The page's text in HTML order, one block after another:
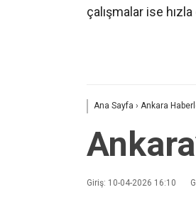
çalışmalar ise
Ana Sayfa › Ankara
Giriş: 10-04-2026 16:10